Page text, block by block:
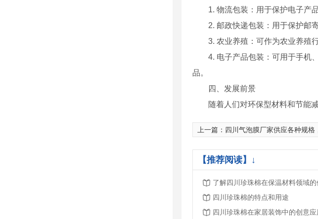
1. 物流包装：用于保护电子产
2. 邮政快递包装：用于保护邮
3. 农业养殖：可作为农业养殖
4. 电子产品包装：可用于手机
品。
四、发展前景
随着人们对环保型材料和节能
上一篇： 四川气泡膜厂家供应各种规格
【推荐阅读】↓
了解四川珍珠棉在保温材料领域
四川珍珠棉的特点和用途
四川珍珠棉在家居装饰中的创意